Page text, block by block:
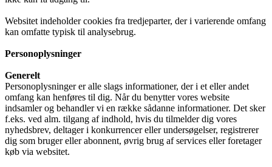
Websitet indeholder cookies fra tredjeparter, der i varierende omfang
kan omfatte typisk til analysebrug.
Personoplysninger
Generelt
Personoplysninger er alle slags informationer, der i et eller andet
omfang kan henføres til dig. Når du benytter vores website
indsamler og behandler vi en række sådanne informationer. Det sker
f.eks. ved alm. tilgang af indhold, hvis du tilmelder dig vores
nyhedsbrev, deltager i konkurrencer eller undersøgelser, registrerer
dig som bruger eller abonnent, øvrig brug af services eller foretager
køb via websitet.